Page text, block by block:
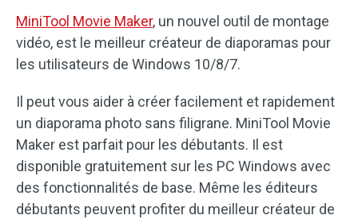
MiniTool Movie Maker, un nouvel outil de montage
vidéo, est le meilleur créateur de diaporamas pour
les utilisateurs de Windows 10/8/7.
Il peut vous aider à créer facilement et rapidement
un diaporama photo sans filigrane. MiniTool Movie
Maker est parfait pour les débutants. Il est
disponible gratuitement sur les PC Windows avec
des fonctionnalités de base. Même les éditeurs
débutants peuvent profiter du meilleur créateur de